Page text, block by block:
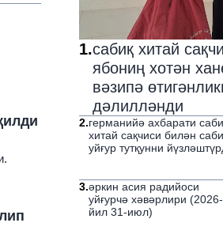
1.сабиқ хитай
ябониң хотән
вәзипә
дәлилләнди
2.германийә ахбарати
хитай сақчиси билән
уйғур тутқунни
3.әркин асия радийоси
уйғурчә хәвәрлири (2026-
йил 31-июл)